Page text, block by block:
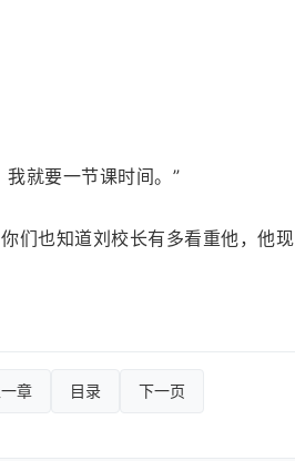
就要一节课时间。”
你们也知道刘校长有多看重他，他现
一章 目录 下一页